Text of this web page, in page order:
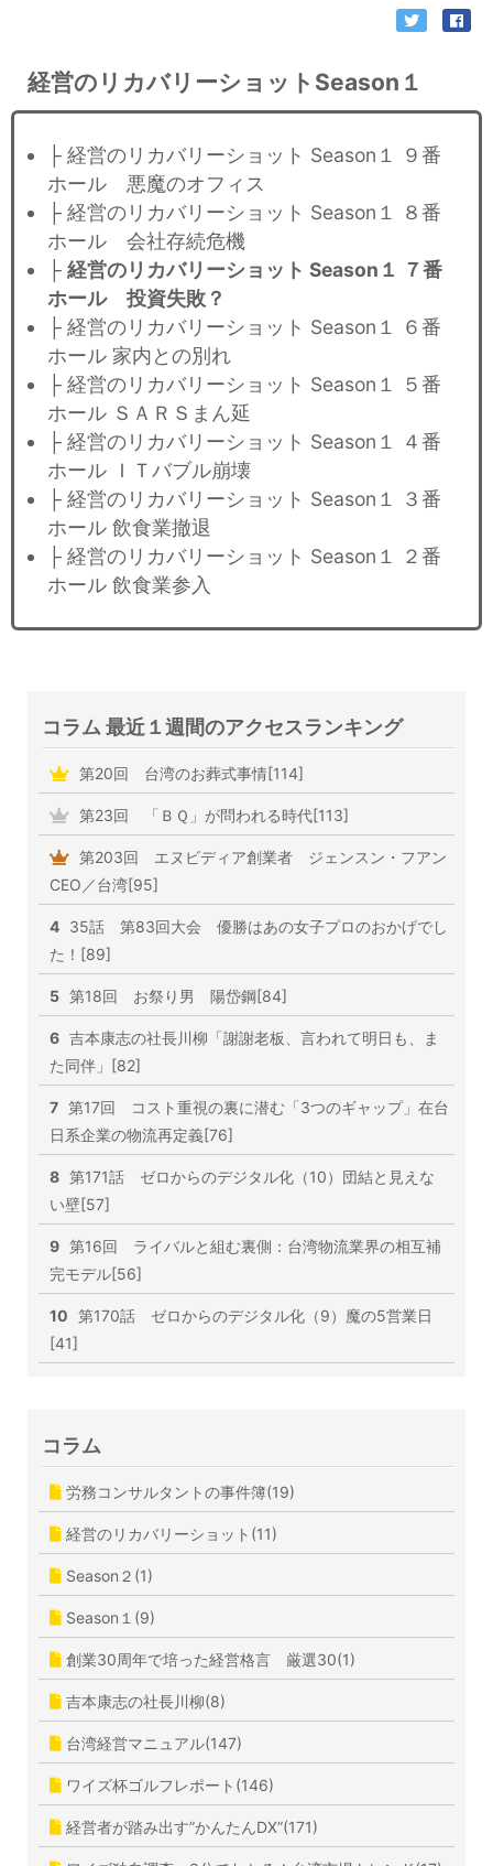
経営のリカバリーショットSeason１
├ 経営のリカバリーショット Season１ ９番
ホール 悪魔のオフィス​
├ 経営のリカバリーショット Season１ ８番
ホール 会社存続危機
├ 経営のリカバリーショット Season１ ７番
ホール 投資失敗？
├ 経営のリカバリーショット Season１ ６番
ホール 家内との別れ
├ 経営のリカバリーショット Season１ ５番
ホール ＳＡＲＳまん延
├ 経営のリカバリーショット Season１ ４番
ホール ＩＴバブル崩壊
├ 経営のリカバリーショット Season１ ３番
ホール 飲食業撤退
├ 経営のリカバリーショット Season１ ２番
ホール 飲食業参入
コラム 最近１週間のアクセスランキング
第20回 台湾のお葬式事情[114]
第23回 「ＢＱ」が問われる時代[113]
第203回 エヌビディア創業者 ジェンスン・フアン
CEO／台湾[95]
4 35話 第83回大会 優勝はあの女子プロのおかげでし
た！[89]
5 第18回 お祭り男 陽岱鋼[84]
6 吉本康志の社長川柳「謝謝老板、言われて明日も、ま
た同伴」[82]
7 第17回 コスト重視の裏に潜む「3つのギャップ」在台
日系企業の物流再定義[76]
8 第171話 ゼロからのデジタル化（10）団結と見えな
い壁[57]
9 第16回 ライバルと組む裏側：台湾物流業界の相互補
完モデル[56]
10 第170話 ゼロからのデジタル化（9）魔の5営業日
[41]
コラム
労務コンサルタントの事件簿(19)
経営のリカバリーショット(11)
Season２(1)
Season１(9)
創業30周年で培った経営格言 厳選30(1)
吉本康志の社長川柳(8)
台湾経営マニュアル(147)
ワイズ杯ゴルフレポート(146)
経営者が踏み出す”かんたんDX”(171)